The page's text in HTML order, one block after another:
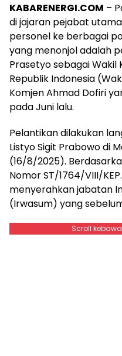
KABARENERGI.COM –
di jajaran pejabat
personel ke berbagai
yang menonjol adalah
Prasetyo sebagai Wakil
Republik Indonesia
Komjen Ahmad Dofiri
pada Juni lalu.
Pelantikan dilakukan
Listyo Sigit Prabowo di
(16/8/2025).
Nomor ST/1764/VIII/
menyerahkan jabatan
(Irwasum) yang
Scroll